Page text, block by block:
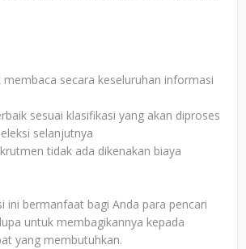
membaca secara keseluruhan informasi
sesuai klasifikasi yang akan diproses
selanjutnya
tidak ada dikenakan biaya
ini bermanfaat bagi Anda para pencari
untuk membagikannya kepada
yang membutuhkan.